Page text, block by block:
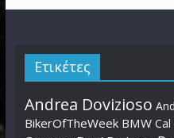
Ετικέτες
Andrea Dovizioso
BikerOfTheWeek BMW